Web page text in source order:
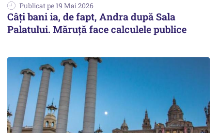
Publicat pe 19 Mai 2026
Câți bani ia, de fapt, Andra după Sala
Palatului. Măruță face calculele publice